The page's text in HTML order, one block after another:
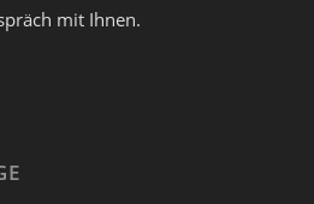
mit Ihnen.